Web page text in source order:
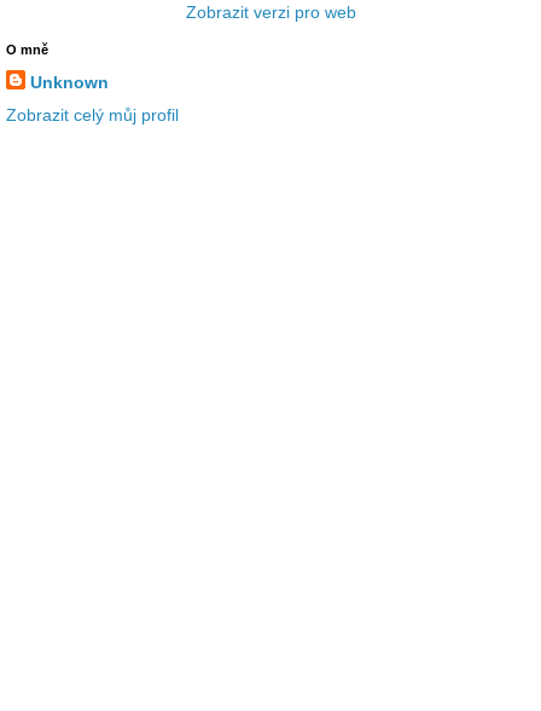
Zobrazit verzi pro web
O mně
Unknown
Zobrazit celý můj profil